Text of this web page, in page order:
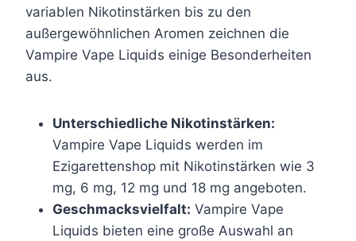
k
ö
n
n
a
u
f
d
e
ö
n
n
a
u
f
d
e
u
f
.
e
O
p
t
i
o
f
.
e
O
p
t
i
o
variablen Nikotinstärken bis zu den
außergewöhnlichen Aromen zeichnen die
Vampire Vape Liquids einige Besonderheiten
aus.
Unterschiedliche Nikotinstärken:
Vampire Vape Liquids werden im
Ezigarettenshop mit Nikotinstärken wie 3
mg, 6 mg, 12 mg und 18 mg angeboten.
Geschmacksvielfalt: Vampire Vape
Liquids bieten eine große Auswahl an